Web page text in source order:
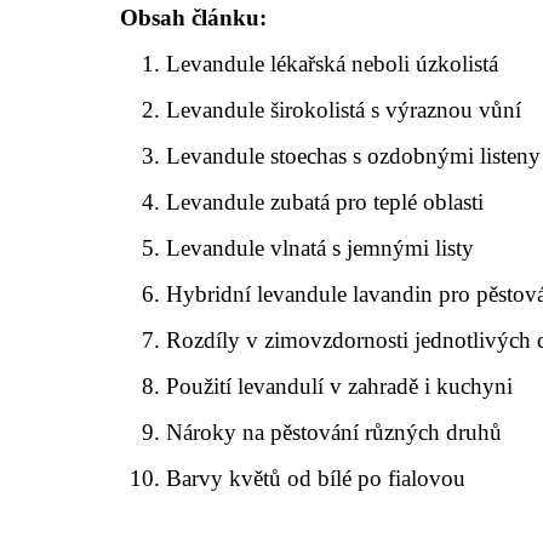
Obsah článku:
Levandule lékařská neboli úzkolistá
Levandule širokolistá s výraznou vůní
Levandule stoechas s ozdobnými listeny
Levandule zubatá pro teplé oblasti
Levandule vlnatá s jemnými listy
Hybridní levandule lavandin pro
Rozdíly v zimovzdornosti jednotlivých
Použití levandulí v zahradě i kuchyni
Nároky na pěstování různých druhů
Barvy květů od bílé po fialovou